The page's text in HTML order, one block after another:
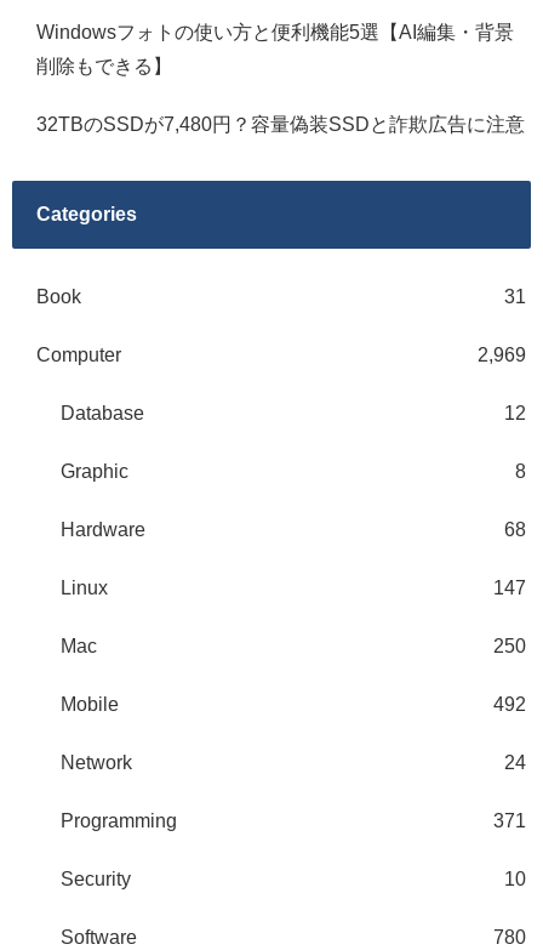
Windowsフォトの使い方と便利機能5選【AI編集・背景
削除もできる】
32TBのSSDが7,480円？容量偽装SSDと詐欺広告に注意
Categories
Book 31
Computer 2,969
Database 12
Graphic 8
Hardware 68
Linux 147
Mac 250
Mobile 492
Network 24
Programming 371
Security 10
Software 780